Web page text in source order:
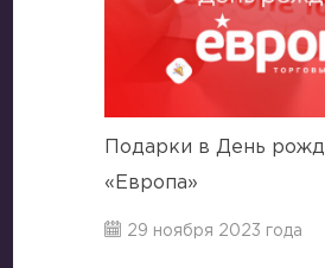
Подарки в День
«Европа»
29 ноября 2023 года